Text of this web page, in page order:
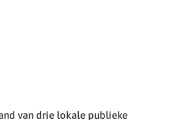
van drie lokale publieke